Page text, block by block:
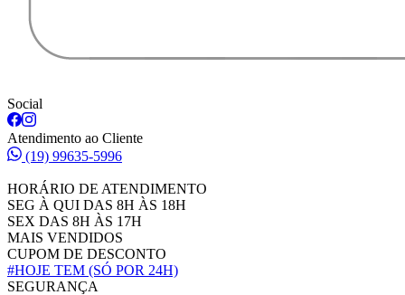
Social
Atendimento ao Cliente
(19) 99635-5996
HORÁRIO DE ATENDIMENTO
SEG À QUI DAS 8H ÀS 18H
SEX DAS 8H ÀS 17H
MAIS VENDIDOS
CUPOM DE DESCONTO
#HOJE TEM (SÓ POR 24H)
SEGURANÇA